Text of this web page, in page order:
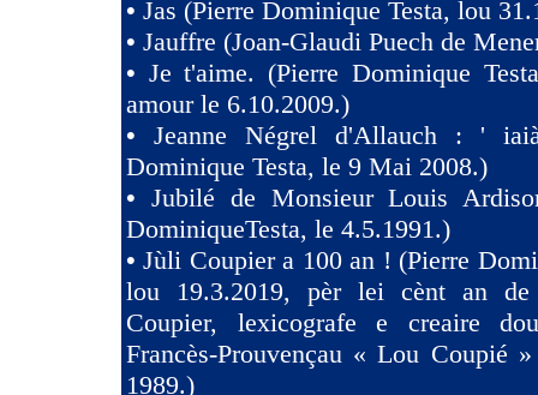
• Jas (Pierre Dominique Testa, lou
• Jauffre (Joan-Glaudi Puech de
• Je t'aime. (Pierre Dominique
amour le 6.10.2009.)
• Jeanne Négrel d'Allauch : '
Dominique Testa, le 9 Mai 2008.)
• Jubilé de Monsieur Louis
DominiqueTesta, le 4.5.1991.)
•Jùli Coupier a 100 an ! (Pierre
lou 19.3.2019, pèr lei cènt an de
Coupier, lexicografe e creaire
Francès-Prouvençau « Lou Coupié
1989.)